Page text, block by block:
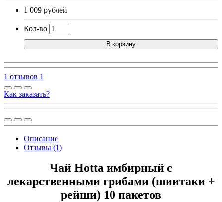
1 009 рублей
Кол-во
В корзину
1 отзывов 1
Как заказать?
Описание
Отзывы (1)
Чай Hotta имбирный с
лекарственными грибами (шиитаки +
рейши) 10 пакетов